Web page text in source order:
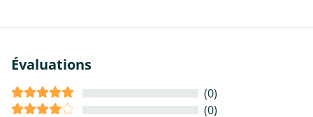
Évaluations
(0)
(0)